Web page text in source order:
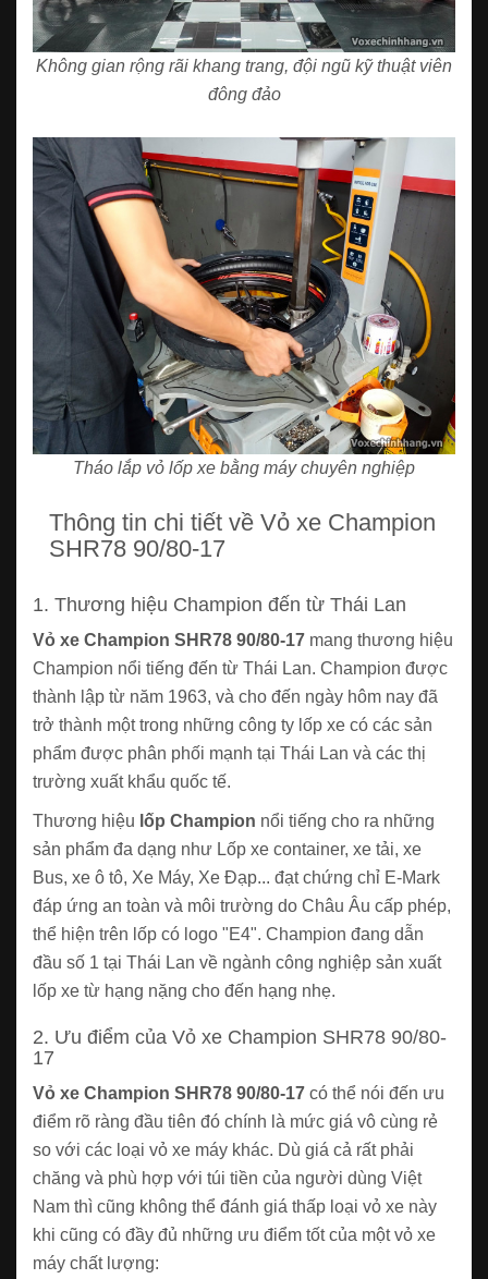
Không gian rộng rãi khang trang, đội ngũ kỹ thuật viên
đông đảo
Tháo lắp vỏ lốp xe bằng máy chuyên nghiệp
Thông tin chi tiết về Vỏ xe Champion
SHR78 90/80-17
1. Thương hiệu Champion đến từ Thái Lan
Vỏ xe Champion SHR78 90/80-17 mang thương hiệu
Champion nổi tiếng đến từ Thái Lan. Champion được
thành lập từ năm 1963, và cho đến ngày hôm nay đã
trở thành một trong những công ty lốp xe có các sản
phẩm được phân phối mạnh tại Thái Lan và các thị
trường xuất khẩu quốc tế.
Thương hiệu lốp Champion nổi tiếng cho ra những
sản phẩm đa dạng như Lốp xe container, xe tải, xe
Bus, xe ô tô, Xe Máy, Xe Đạp... đạt chứng chỉ E-Mark
đáp ứng an toàn và môi trường do Châu Âu cấp phép,
thể hiện trên lốp có logo "E4". Champion đang dẫn
đầu số 1 tại Thái Lan về ngành công nghiệp sản xuất
lốp xe từ hạng nặng cho đến hạng nhẹ.
2. Ưu điểm của Vỏ xe Champion SHR78 90/80-
17
Vỏ xe Champion SHR78 90/80-17 có thể nói đến ưu
điểm rõ ràng đầu tiên đó chính là mức giá vô cùng rẻ
so với các loại vỏ xe máy khác. Dù giá cả rất phải
chăng và phù hợp với túi tiền của người dùng Việt
Nam thì cũng không thể đánh giá thấp loại vỏ xe này
khi cũng có đầy đủ những ưu điểm tốt của một vỏ xe
máy chất lượng: